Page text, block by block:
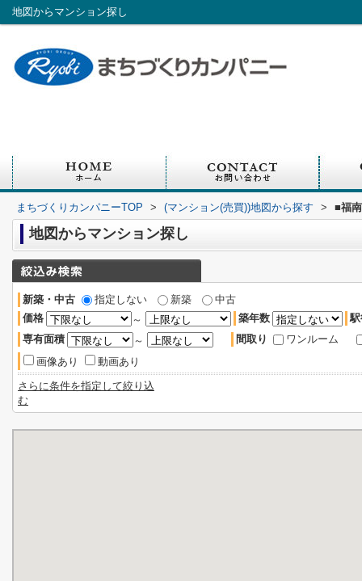
地図からマンション探し
まちづくりカンパニーTOP > (マンション(売買))地図から探す > ■福
地図からマンション探し
新築・中古 指定しない 新築
中古
価格
～ 築年数
専有面積
～
画像あり
動画あり
間取り ワンルーム
さらに条件を指定して絞り込
む